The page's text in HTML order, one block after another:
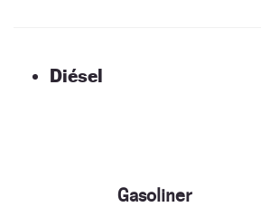
Diésel
Gasoliner